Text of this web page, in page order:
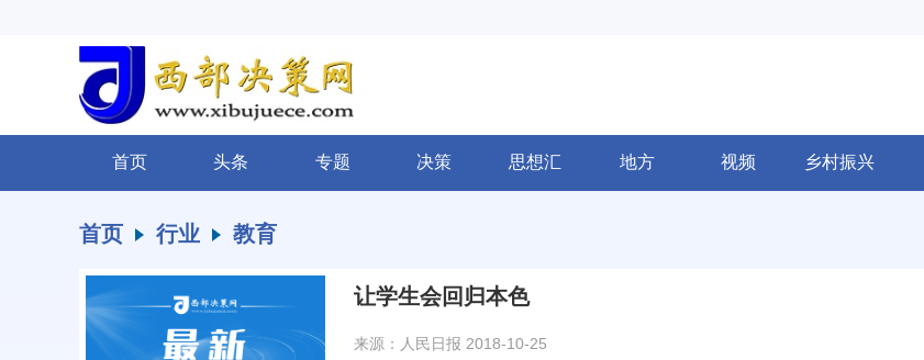
首页 头条 专题 决策 思想汇 地方 视频 乡村振兴
首页 行业 教育
让学生会回归本色
来源：人民日报 2018-10-25